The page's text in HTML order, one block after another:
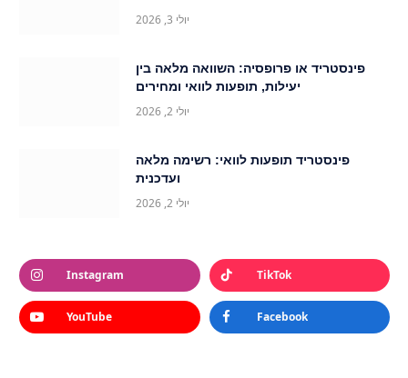
יולי 3, 2026
פינסטריד או פרופסיה: השוואה מלאה בין
יעילות, תופעות לוואי ומחירים
יולי 2, 2026
פינסטריד תופעות לוואי: רשימה מלאה
ועדכנית
יולי 2, 2026
Instagram TikTok
YouTube Facebook